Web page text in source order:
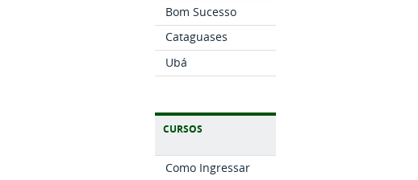
Bom Sucesso
Cataguases
Ubá
CURSOS
Como Ingressar